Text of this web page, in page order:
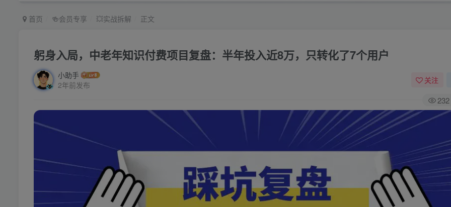
首页 🍻会员专享 💥实战拆解 正文
躬身入局，中老年知识付费项目复盘：半年投入近8万，只转化了7个用户
小助手
2年前发布
关注
232
全站积分可